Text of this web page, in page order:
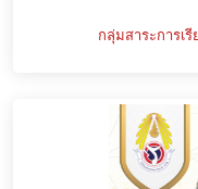
กลุ่มสาระการเ